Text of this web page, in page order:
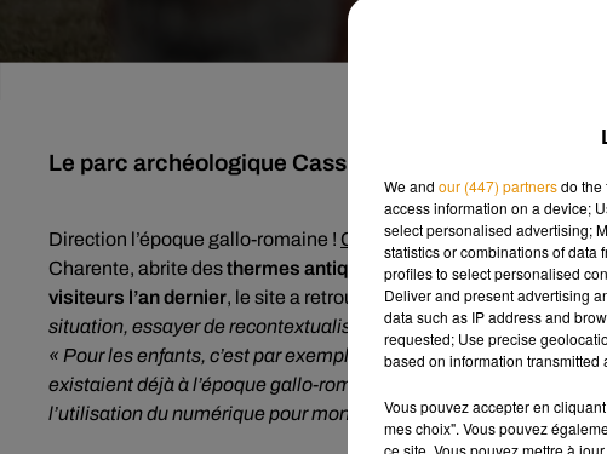
Le parc archéologique Cassinomague, situé en
Direction l’époque gallo-romaine ! Cassinomagusrouvre ce
Charente, abrite desthermes antiques (IIèmesiècle après Jésus-
visiteurs l’an dernier, le site a retrouvé son niveau de
situation, essayer de recontextualiser les vestiges » , explique
« Pour les enfants, c’est par exemple faire des parallèles avec
existaient déjà à l’époque gallo-romaine. On a aussi des visites
l’utilisation du numérique pour montrer comment était le site à
We and our (447) partnersdo the
access information on a device;
select personalised advertising;
statistics or combinations of data
profiles to select personalised
Deliver and present advertising
data such as IP address and
requested; Use precise
based on information transmitted
Vous pouvez accepter en
mes choix". Vous pouvez
ce site. Vous pouvez mettre à